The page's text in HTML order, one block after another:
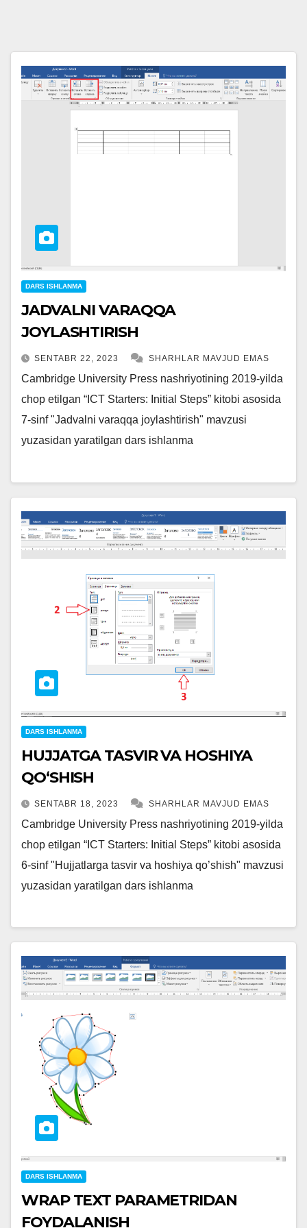
DARS ISHLANMA
JADVALNI VARAQQA
JOYLASHTIRISH
SENTABR 22, 2023 SHARHLAR MAVJUD EMAS
Cambridge University Press nashriyotining 2019-yilda
chop etilgan “ICT Starters: Initial Steps” kitobi asosida
7-sinf "Jadvalni varaqqa joylashtirish" mavzusi
yuzasidan yaratilgan dars ishlanma
DARS ISHLANMA
HUJJATGA TASVIR VA HOSHIYA
QO‘SHISH
SENTABR 18, 2023 SHARHLAR MAVJUD EMAS
Cambridge University Press nashriyotining 2019-yilda
chop etilgan “ICT Starters: Initial Steps” kitobi asosida
6-sinf "Hujjatlarga tasvir va hoshiya qo’shish" mavzusi
yuzasidan yaratilgan dars ishlanma
DARS ISHLANMA
WRAP TEXT PARAMETRIDAN
FOYDALANISH